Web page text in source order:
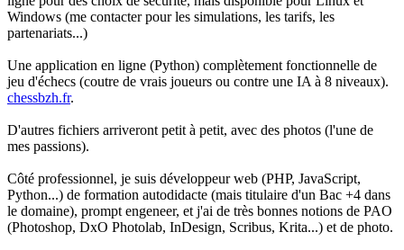
Windows (me contacter pour les simulations, les tarifs, les
partenariats...)
Une application en ligne (Python) complètement fonctionnelle de
jeu d'échecs (coutre de vrais joueurs ou contre une IA à 8 niveaux).
chessbzh.fr.
D'autres fichiers arriveront petit à petit, avec des photos (l'une de
mes passions).
Côté professionnel, je suis développeur web (PHP, JavaScript,
Python...) de formation autodidacte (mais titulaire d'un Bac +4 dans
le domaine), prompt engeneer, et j'ai de très bonnes notions de PAO
(Photoshop, DxO Photolab, InDesign, Scribus, Krita...) et de photo.